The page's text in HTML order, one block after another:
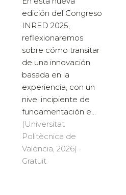
edición del Congreso
INRED 2025,
reflexionaremos
sobre cómo transitar
de una innovación
basada en la
experiencia, con un
nivel incipiente de
fundamentación e...
(Universitat
Politècnica de
València, 2026) ·
Gratuït